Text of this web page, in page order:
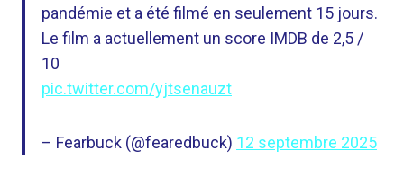
pandémie et a été filmé en seulement 15 jours.
Le film a actuellement un score IMDB de 2,5 /
10
pic.twitter.com/yjtsenauzt
– Fearbuck (@fearedbuck) 12 septembre 2025